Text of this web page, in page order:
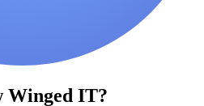
Winged IT?